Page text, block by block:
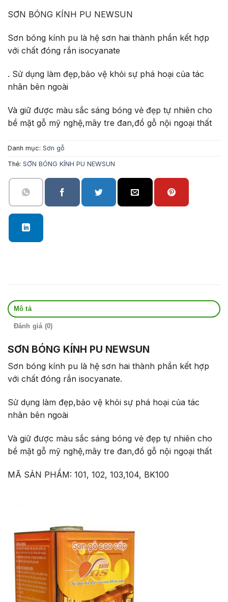
SƠN BÓNG KÍNH PU NEWSUN
Sơn bóng kính pu là hệ sơn hai thành phần kết hợp
với chất đóng rắn isocyanate
. Sử dụng làm đẹp,bảo vệ khỏi sự phá hoại của tác
nhân bên ngoài
Và giữ được màu sắc sáng bóng vẻ đẹp tự nhiên cho
bề mặt gỗ mỹ nghệ,mây tre đan,đồ gỗ nội ngoại thất
Danh mục: Sơn gỗ
Thẻ: SƠN BÓNG KÍNH PU NEWSUN
Mô tả
Đánh giá (0)
SƠN BÓNG KÍNH PU NEWSUN
Sơn bóng kính pu là hệ sơn hai thành phần kết hợp
với chất đóng rắn isocyanate.
Sử dụng làm đẹp,bảo vệ khỏi sự phá hoại của tác
nhân bên ngoài
Và giữ được màu sắc sáng bóng vẻ đẹp tự nhiên cho
bề mặt gỗ mỹ nghệ,mây tre đan,đồ gỗ nội ngoại thất
MÃ SẢN PHẨM: 101, 102, 103,104, BK100